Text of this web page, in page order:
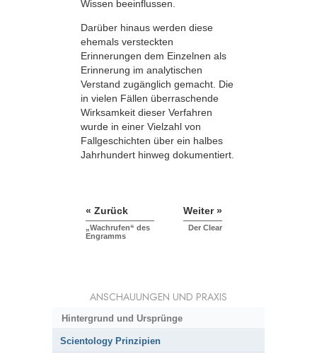
Wissen beeinflussen.
Darüber hinaus werden diese
ehemals versteckten
Erinnerungen dem Einzelnen als
Erinnerung im analytischen
Verstand zugänglich gemacht. Die
in vielen Fällen überraschende
Wirksamkeit dieser Verfahren
wurde in einer Vielzahl von
Fallgeschichten über ein halbes
Jahrhundert hinweg dokumentiert.
« Zurück
„Wachrufen“ des
Engramms
Weiter »
Der Clear
ANSCHAUUNGEN UND PRAXIS
Hintergrund und Ursprünge
Scientology Prinzipien